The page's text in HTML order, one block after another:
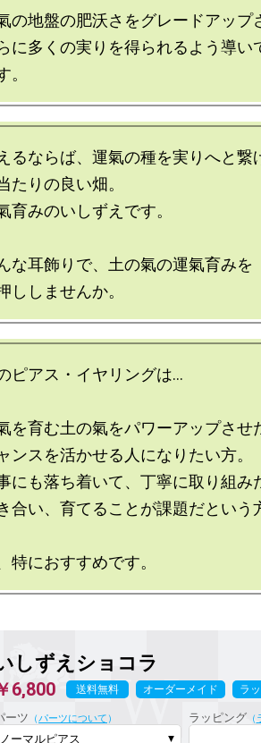
の地盤の肥沃さをグレードアップ
に多くの実りを得られるよう導い
るならば、運氣の種を実りへと繋
たりの良い畑。
育みのいしずえです。
な耳飾りで、土の氣の運氣育みを
ピアス・イヤリングは…
を育む土の氣をパワーアップさせ
ンスを活かせる人になりたい方。
にも落ち着いて、丁寧に取り組み
合い、育てることが課題だという
しずえショコラ
6,800 送料無料 オーダーメイド ラ
ーツ （パーツについて ） ラッピング（